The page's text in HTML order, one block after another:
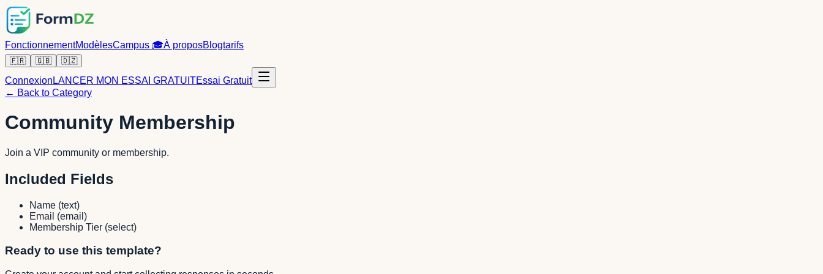
FonctionnementModèlesCampus 🎓À proposBlogtarifs
🇫🇷 🇬🇧 🇩🇿
Connexion LANCER MON ESSAI GRATUITEssai Gratuit
← Back to Category
Community Membership
Join a VIP community or membership.
Included Fields
Name (text)
Email (email )
Membership Tier (select)
Ready to use this template?